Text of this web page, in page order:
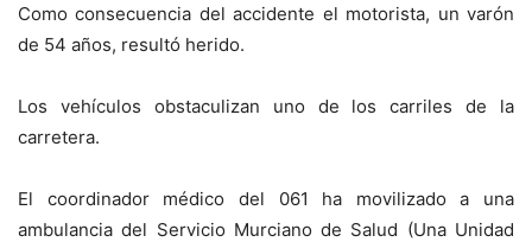
Como consecuencia del accidente el motorista, un varón
de 54 años, resultó herido.
Los vehículos obstaculizan uno de los carriles de la
carretera.
El coordinador médico del 061 ha movilizado a una
ambulancia del Servicio Murciano de Salud (Una Unidad